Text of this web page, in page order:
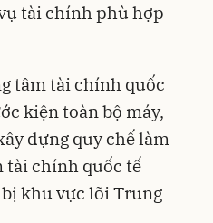
tài chính phù hợp
tâm tài chính quốc
kiện toàn bộ máy,
dựng quy chế làm
tài chính quốc tế
khu vực lõi Trung